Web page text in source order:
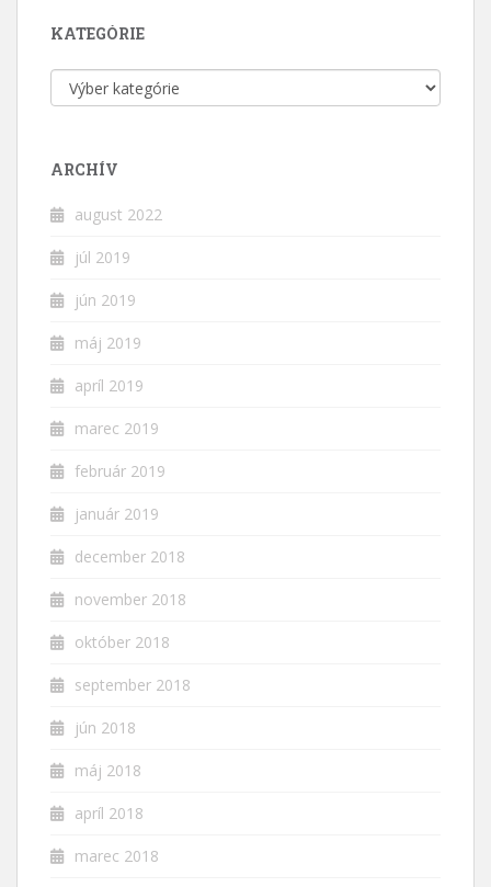
KATEGÓRIE
Kategórie
ARCHÍV
august 2022
júl 2019
jún 2019
máj 2019
apríl 2019
marec 2019
február 2019
január 2019
december 2018
november 2018
október 2018
september 2018
jún 2018
máj 2018
apríl 2018
marec 2018